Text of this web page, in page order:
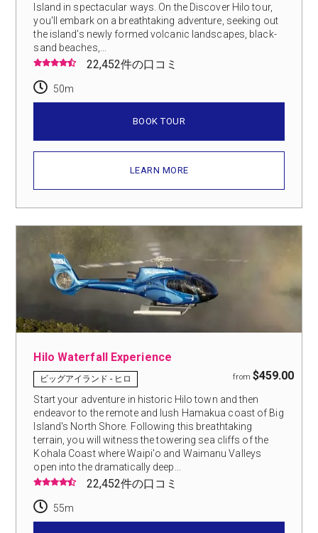
Island in spectacular ways. On the Discover Hilo tour,
you'll embark on a breathtaking adventure, seeking out
the island's newly formed volcanic landscapes, black-
sand beaches,...
22,452件の口コミ
50m
BOOK TOUR
LEARN MORE
Hilo Waterfall Experience
ビッグアイランド - ヒロ
Start your adventure in historic Hilo town and then
endeavor to the remote and lush Hamakua coast of Big
Island's North Shore. Following this breathtaking
terrain, you will witness the towering sea cliffs of the
Kohala Coast where Waipi'o and Waimanu Valleys
open into the dramatically deep...
from $459.00
22,452件の口コミ
55m